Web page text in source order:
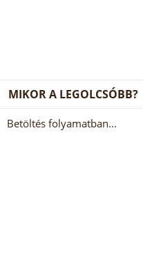
MIKOR A LEGOLCSÓBB?
Betöltés folyamatban...